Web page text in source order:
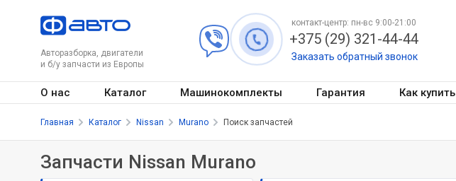
Авторазборка, двигатели
и б/у запчасти из Европы
контакт-центр: пн-вс 9:00-21:00
+375 (29) 321-44-44
Заказать обратный звонок
О нас Каталог Машинокомплекты Гарантия Как купить
Главная Каталог Nissan Murano Поиск запчастей
Запчасти Nissan Murano